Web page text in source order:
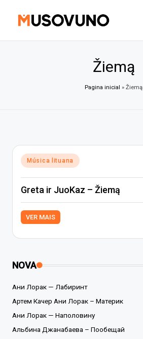
Žiemą
Pagina inicial » Žiemą
Posted
in
Música lituana
Greta ir JuoKaz – Žiemą
VER MAIS
NOVA
Ани Лорак — Лабиринт
Артем Качер Ани Лорак – Материк
Ани Лорак — Наполовину
Альбина Джанабаева – Пообещай